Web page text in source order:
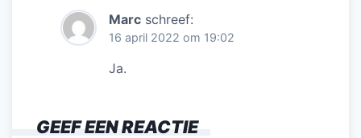
Marc schreef:
16 april 2022 om 19:02
Ja.
GEEF EEN REACTIE